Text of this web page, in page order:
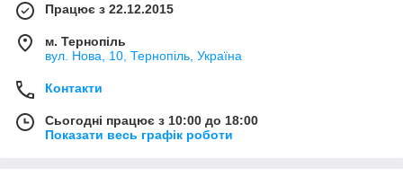
Працює з 22.12.2015
м. Тернопіль
вул. Нова, 10, Тернопіль, Україна
Контакти
Сьогодні працює з 10:00 до 18:00
Показати весь графік роботи